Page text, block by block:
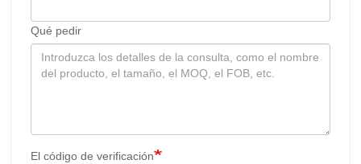
Qué pedir
El código de verificación